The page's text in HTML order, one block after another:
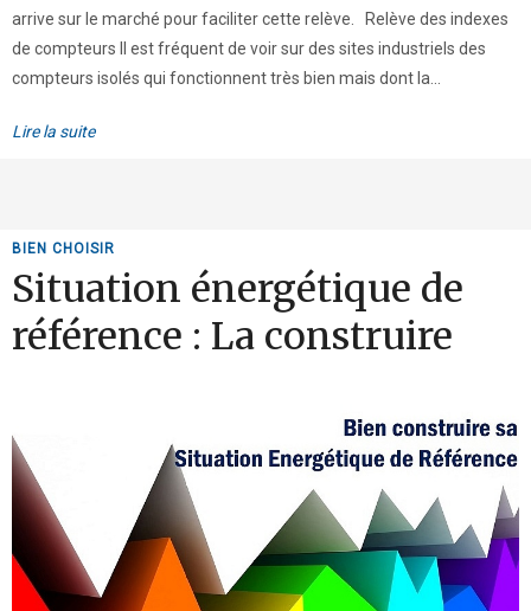
arrive sur le marché pour faciliter cette relève. Relève des indexes
de compteurs Il est fréquent de voir sur des sites industriels des
compteurs isolés qui fonctionnent très bien mais dont la...
Lire la suite
BIEN CHOISIR
Situation énergétique de
référence : La construire